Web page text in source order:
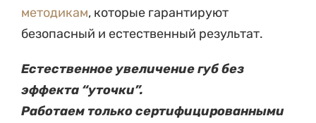
методикам, которые гарантируют
безопасный и естественный результат.
Естественное увеличение губ без
эффекта “уточки”.
Работаем только сертифицированными